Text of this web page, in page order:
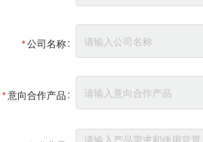
公司名称
意向合作产品